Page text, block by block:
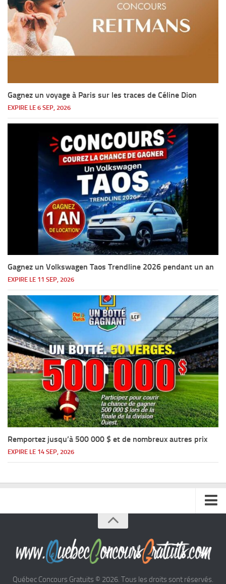
Gagnez un voyage à Paris sur les traces de Céline Dion
EXPIRE LE 6 SEP, 2026
Gagnez un Volkswagen Taos Trendline 2026 pendant un an
EXPIRE LE 11 SEP, 2026
Remportez jusqu’à 500 000 $ et de nombreux autres prix
EXPIRE LE 14 SEP, 2026
Argent
Voyages
Québec Concours Gratuits © 2026. Tous les droits sont réservés.